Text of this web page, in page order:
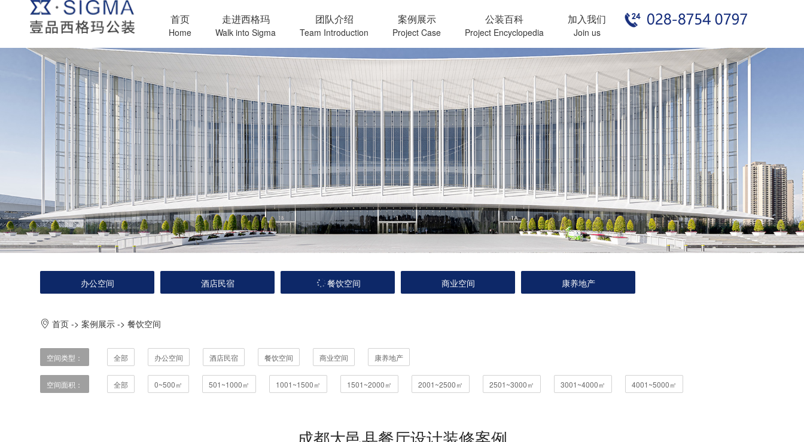
首页
Home
走进西格玛
Walk into Sigma
团队介绍
Team Introduction
案例展示
Project Case
公装百科
Project Encyclopedia
加入我们
Join us
办公空间 酒店民宿 餐饮空间 商业空间 康养地产
首页 -> 案例展示 -> 餐饮空间
空间类型： 全部 办公空间 酒店民宿 餐饮空间 商业空间 康养地产
空间面积： 全部 0~500㎡ 501~1000㎡ 1001~1500㎡ 1501~2000㎡ 2001~2500㎡ 2501~3000㎡ 3001~4000㎡ 4001~5000㎡
成都大邑县餐厅设计装修案例